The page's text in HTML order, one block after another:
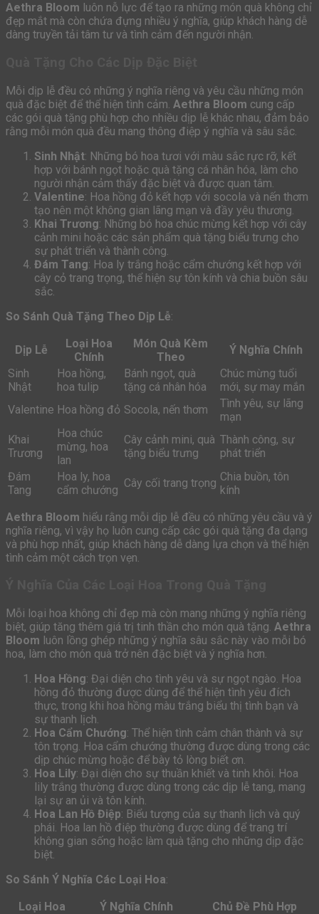
Aethra Bloom luôn nỗ lực để tạo ra những món quà không chỉ
đẹp mắt mà còn chứa đựng nhiều ý nghĩa, giúp khách hàng dễ
dàng truyền tải tâm tư và tình cảm đến người nhận.
Mỗi dịp lễ đều có những ý nghĩa riêng và yêu cầu những món
quà đặc biệt để thể hiện tình cảm. Aethra Bloom cung cấp
các gói quà tặng phù hợp cho nhiều dịp lễ khác nhau, đảm bảo
rằng mỗi món quà đều mang thông điệp ý nghĩa và sâu sắc.
Sinh Nhật: Những bó hoa tươi với màu sắc rực rỡ, kết
hợp với bánh ngọt hoặc quà tặng cá nhân hóa, làm cho
người nhận cảm thấy đặc biệt và được quan tâm.
Valentine: Hoa hồng đỏ kết hợp với socola và nến thơm
tạo nên một không gian lãng mạn và đầy yêu thương.
Khai Trương: Những bó hoa chúc mừng kết hợp với cây
cảnh mini hoặc các sản phẩm quà tặng biểu trưng cho
sự phát triển và thành công.
Đám Tang: Hoa ly trắng hoặc cẩm chướng kết hợp với
cây cỏ trang trọng, thể hiện sự tôn kính và chia buồn sâu
sắc.
So Sánh Quà Tặng Theo Dịp Lễ:
Dịp Lễ
Loại Hoa
Chính
Món Quà Kèm
Theo
Ý Nghĩa Chính
Sinh
Nhật
Hoa hồng,
hoa tulip
Bánh ngọt, quà
tặng cá nhân hóa
Chúc mừng tuổi
mới, sự may mắn
Valentine Hoa hồng đỏ Socola, nến thơm
Tình yêu, sự lãng
mạn
Khai
Trương
Hoa chúc
mừng, hoa
lan
Cây cảnh mini, quà
tặng biểu trưng
Thành công, sự
phát triển
Đám
Tang
Hoa ly, hoa
cẩm chướng
Cây cối trang trọng Chia buồn, tôn
kính
Aethra Bloom hiểu rằng mỗi dịp lễ đều có những yêu cầu và ý
nghĩa riêng, vì vậy họ luôn cung cấp các gói quà tặng đa dạng
và phù hợp nhất, giúp khách hàng dễ dàng lựa chọn và thể hiện
tình cảm một cách trọn vẹn.
Mỗi loại hoa không chỉ đẹp mà còn mang những ý nghĩa riêng
biệt, giúp tăng thêm giá trị tinh thần cho món quà tặng. Aethra
Bloom luôn lồng ghép những ý nghĩa sâu sắc này vào mỗi bó
hoa, làm cho món quà trở nên đặc biệt và ý nghĩa hơn.
Hoa Hồng: Đại diện cho tình yêu và sự ngọt ngào. Hoa
hồng đỏ thường được dùng để thể hiện tình yêu đích
thực, trong khi hoa hồng màu trắng biểu thị tình bạn và
sự thanh lịch.
Hoa Cẩm Chướng: Thể hiện tình cảm chân thành và sự
tôn trọng. Hoa cẩm chướng thường được dùng trong các
dịp chúc mừng hoặc để bày tỏ lòng biết ơn.
Hoa Lily: Đại diện cho sự thuần khiết và tinh khôi. Hoa
lily trắng thường được dùng trong các dịp lễ tang, mang
lại sự an ủi và tôn kính.
Hoa Lan Hồ Điệp: Biểu tượng của sự thanh lịch và quý
phái. Hoa lan hồ điệp thường được dùng để trang trí
không gian sống hoặc làm quà tặng cho những dịp đặc
biệt.
So Sánh Ý Nghĩa Các Loại Hoa:
Loại Hoa
Ý Nghĩa Chính
Chủ Đề Phù Hợp